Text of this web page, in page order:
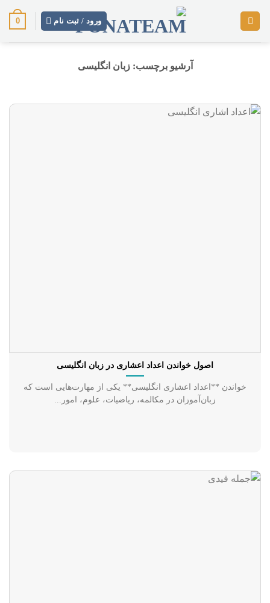
ورود / ثبت نام 0
آرشیو برچسب:زبان انگلیسی
اصول خواندن اعداد اعشاری در زبان انگلیسی
خواندن **اعداد اعشاری انگلیسی** یکی از مهارت‌هایی است که
زبان‌آموزان در مکالمه‌، ریاضیات، علوم، امور...